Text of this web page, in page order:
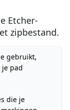
Etcher-
zipbestand.
gebruikt,
je pad
die je